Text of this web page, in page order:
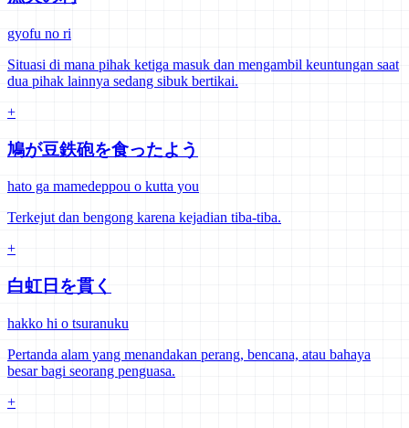
gyofu no ri
Situasi di mana pihak ketiga masuk dan mengambil keuntungan saat
dua pihak lainnya sedang sibuk bertikai.
+
鳩が豆鉄砲を食ったよう
hato ga mamedeppou o kutta you
Terkejut dan bengong karena kejadian tiba-tiba.
+
白虹日を貫く
hakko hi o tsuranuku
Pertanda alam yang menandakan perang, bencana, atau bahaya
besar bagi seorang penguasa.
+